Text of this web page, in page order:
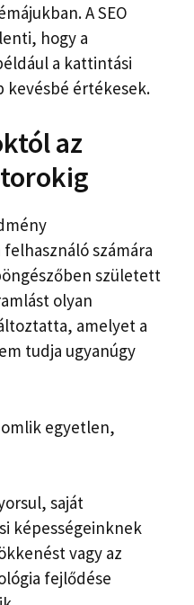
A SEO
hogy a
a kattintási
kevésbé értékesek.
az
számára
született
olyan
amelyet a
tudja ugyanúgy
egyetlen,
saját
képességeinknek
vagy az
fejlődése